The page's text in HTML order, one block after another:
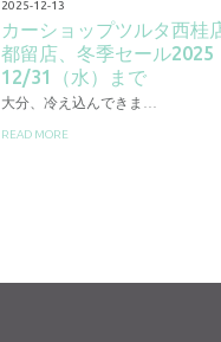
2025-12-13
カーショップツルタ西桂
都留店、冬季セール
12/31（水）まで
大分、冷え込んできま…
READ MORE